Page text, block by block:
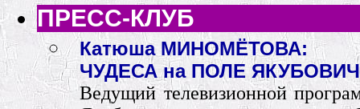
ПРЕСС-КЛУБ
Катюша МИНОМЁТОВА:
ЧУДЕСА на ПОЛЕ
Ведущий телевизионной